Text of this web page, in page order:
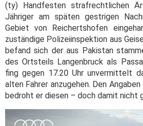
(ty) Handfesten strafrechtlichen
Jähriger am späten gestrigen
Gebiet von Reichertshofen
zuständige Polizeiinspektion aus
befand sich der aus Pakistan
des Ortsteils Langenbruck als
fing gegen 17.20 Uhr unvermittelt
alten Fahrer anzugehen. Den
bedroht er diesen – doch damit nicht